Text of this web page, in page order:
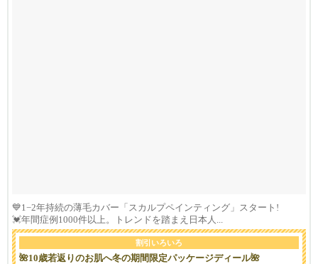
💙1−2年持続の薄毛カバー「スカルプペインティング」スタート!
💓年間症例1000件以上。トレンドを踏まえ日本人...
割引いろいろ
🌺10歳若返りのお肌へ冬の期間限定パッケージディール🌺